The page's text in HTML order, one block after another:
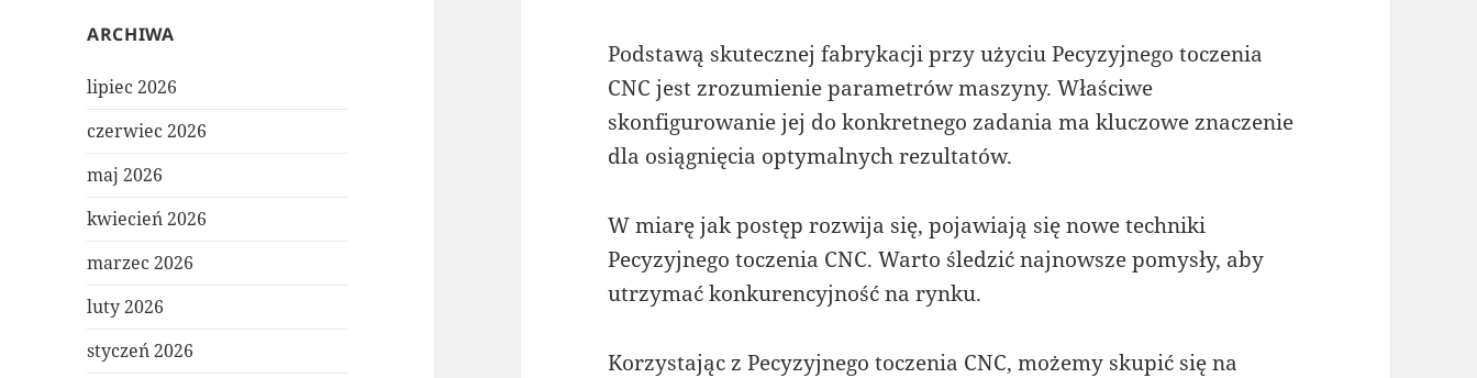
ARCHIWA
lipiec 2026
czerwiec 2026
maj 2026
kwiecień 2026
marzec 2026
luty 2026
styczeń 2026
Podstawą skutecznej fabrykacji przy użyciu Pecyzyjnego toczenia
CNC jest zrozumienie parametrów maszyny. Właściwe
skonfigurowanie jej do konkretnego zadania ma kluczowe znaczenie
dla osiągnięcia optymalnych rezultatów.
W miarę jak postęp rozwija się, pojawiają się nowe techniki
Pecyzyjnego toczenia CNC. Warto śledzić najnowsze pomysły, aby
utrzymać konkurencyjność na rynku.
Korzystając z Pecyzyjnego toczenia CNC, możemy skupić się na